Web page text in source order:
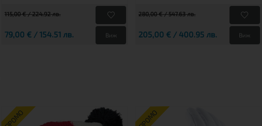
115,00 € / 224.92 лв.
79,00 € / 154.51 лв. Виж
280,00 € / 547.63 лв.
205,00 € / 400.95 лв. Виж
ПРОМО ПРОМО